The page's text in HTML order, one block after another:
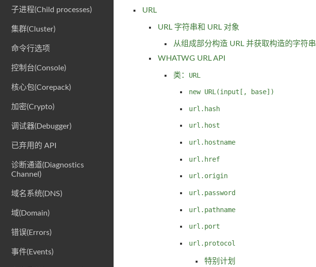
子进程(Child processes)
集群(Cluster)
命令行选项
控制台(Console)
核心包(Corepack)
加密(Crypto)
调试器(Debugger)
已弃用的 API
诊断通道(Diagnostics
Channel)
域名系统(DNS)
域(Domain)
错误(Errors)
事件(Events)
URL
URL 字符串和 URL 对象
从组成部分构造 URL 并获取构造的字符串
WHATWG URL API
类： URL
new URL(input[, base])
url.hash
url.host
url.hostname
url.href
url.origin
url.password
url.pathname
url.port
url.protocol
特别计划